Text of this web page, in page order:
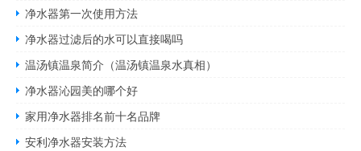
净水器第一次使用方法
净水器过滤后的水可以直接喝吗
温汤镇温泉简介（温汤镇温泉水真相）
净水器沁园美的哪个好
家用净水器排名前十名品牌
安利净水器安装方法